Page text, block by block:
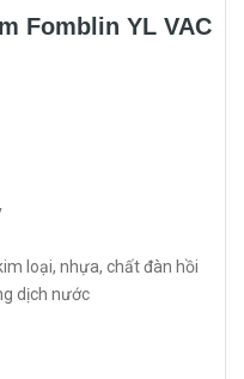
Fomblin YL VAC
loại, nhựa, chất đàn hồi
dịch nước